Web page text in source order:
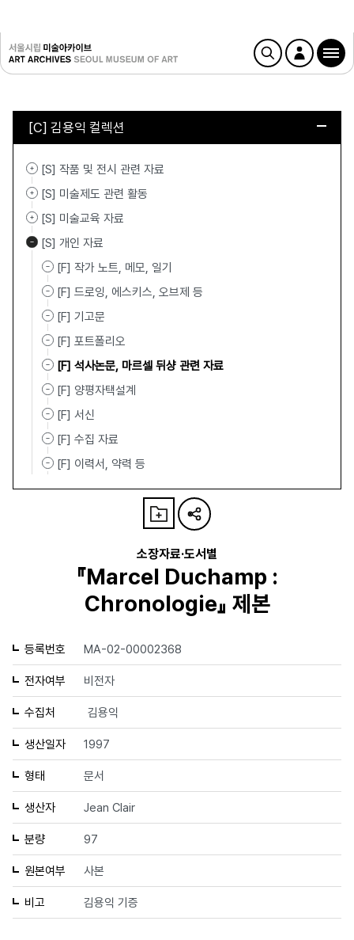
[C] 김용익 컬렉션
[S] 작품 및 전시 관련 자료
[S] 미술제도 관련 활동
[S] 미술교육 자료
[S] 개인 자료
[F] 작가 노트, 메모, 일기
[F] 드로잉, 에스키스, 오브제 등
[F] 기고문
[F] 포트폴리오
[F] 석사논문, 마르셀 뒤샹 관련 자료
[F] 양평자택설계
[F] 서신
[F] 수집 자료
[F] 이력서, 약력 등
소장자료·도서별
『Marcel Duchamp :
Chronologie』 제본
등록번호 MA-02-00002368
전자여부 비전자
수집처 김용익
생산일자 1997
형태 문서
생산자 Jean Clair
분량 97
원본여부 사본
비고 김용익 기증